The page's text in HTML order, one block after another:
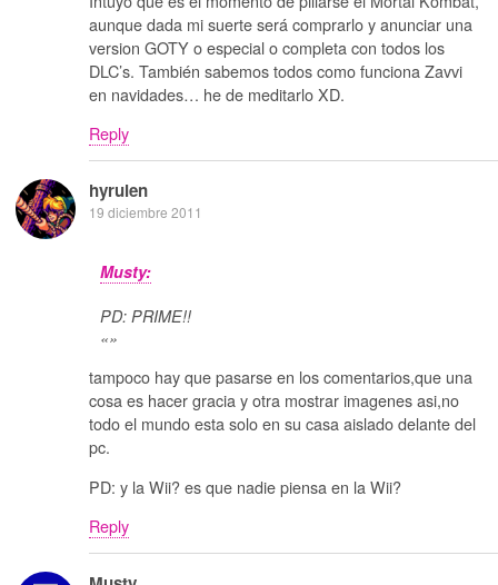
aunque dada mi suerte será comprarlo y anunciar una
version GOTY o especial o completa con todos los
DLC’s. También sabemos todos como funciona Zavvi
en navidades… he de meditarlo XD.
Reply
hyrulen
19 diciembre 2011
Musty:
PD: PRIME!!
«»
tampoco hay que pasarse en los comentarios,que una
cosa es hacer gracia y otra mostrar imagenes asi,no
todo el mundo esta solo en su casa aislado delante del
pc.
PD: y la Wii? es que nadie piensa en la Wii?
Reply